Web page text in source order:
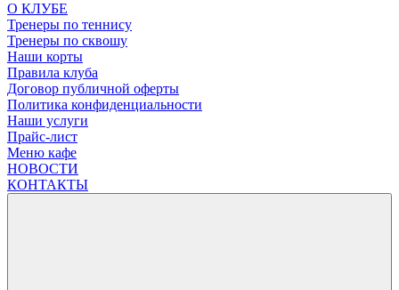
О КЛУБЕ
Тренеры по теннису
Тренеры по сквошу
Наши корты
Правила клуба
Договор публичной оферты
Политика конфиденциальности
Наши услуги
Прайс-лист
Меню кафе
НОВОСТИ
КОНТАКТЫ